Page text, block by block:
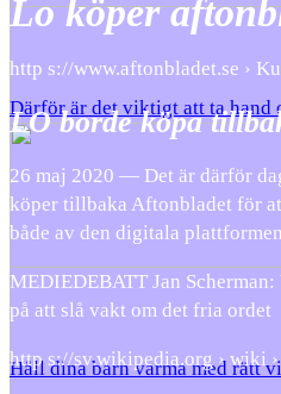
Därför är det viktigt att ta hand
Håll dina barn varma med rätt
Lo köper
http s://www.aftonbladet.se ›
LO borde köpa
26 maj 2020 — Det är därför
köper tillbaka Aftonbladet för
både av den digitala
MEDIEDEBATT Jan
på att slå vakt om det fria ordet
http s://sv.wikipedia.org › wiki